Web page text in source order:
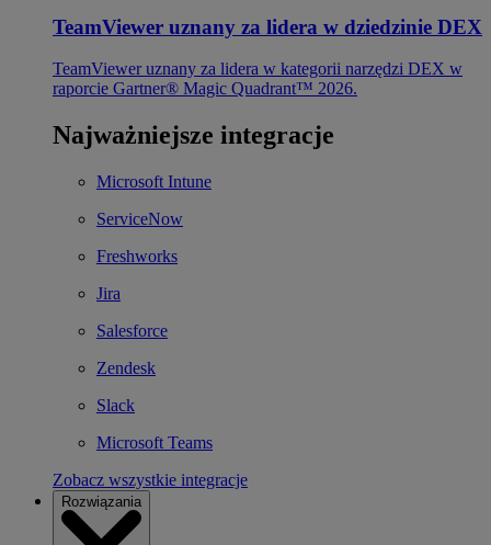
TeamViewer uznany za lidera w dziedzinie DEX
TeamViewer uznany za lidera w kategorii narzędzi DEX w
raporcie Gartner® Magic Quadrant™ 2026.
Najważniejsze integracje
Microsoft Intune
ServiceNow
Freshworks
Jira
Salesforce
Zendesk
Slack
Microsoft Teams
Zobacz wszystkie integracje
Rozwiązania